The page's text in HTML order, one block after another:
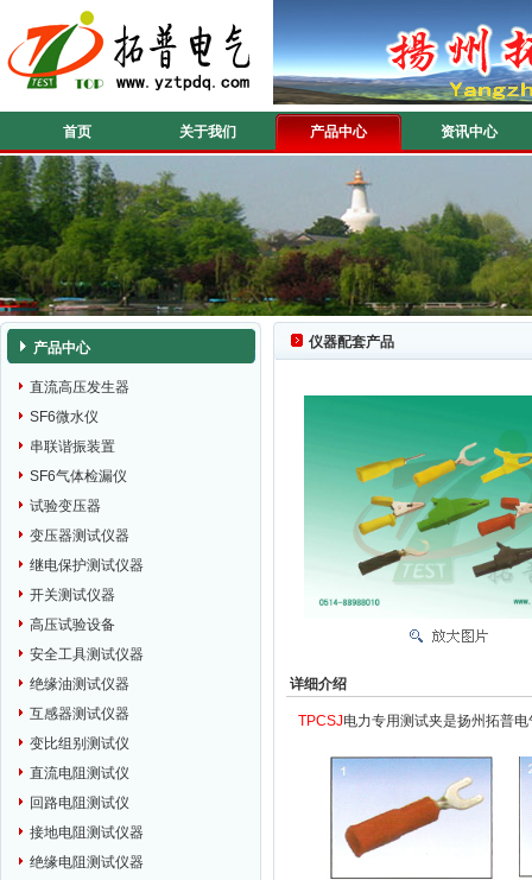
首页 关于我们 产品中心 资讯中心
产品中心
直流高压发生器
SF6微水仪
串联谐振装置
SF6气体检漏仪
试验变压器
变压器测试仪器
继电保护测试仪器
开关测试仪器
高压试验设备
安全工具测试仪器
绝缘油测试仪器
互感器测试仪器
变比组别测试仪
直流电阻测试仪
回路电阻测试仪
接地电阻测试仪器
绝缘电阻测试仪器
仪器配套产品
详细介绍
TPCSJ电力专用测试夹是扬州拓普